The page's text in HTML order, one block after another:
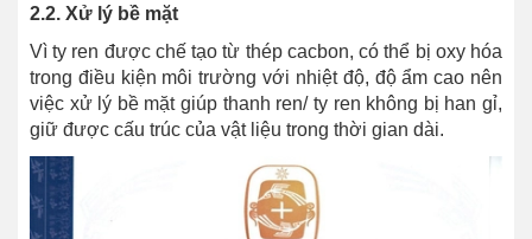
2.2. Xử lý bề mặt
Vì ty ren được chế tạo từ thép cacbon, có thể bị oxy hóa
trong điều kiện môi trường với nhiệt độ, độ ẩm cao nên
việc xử lý bề mặt giúp thanh ren/ ty ren không bị han gỉ,
giữ được cấu trúc của vật liệu trong thời gian dài.